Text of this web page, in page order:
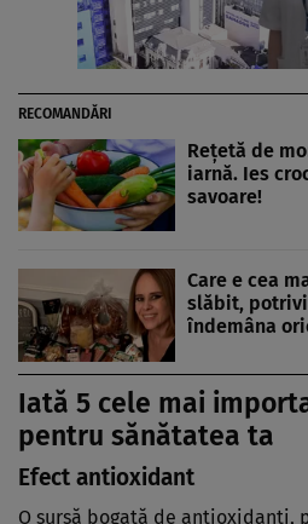
RECOMANDĂRI
Rețetă de
iarnă. Ies
savoare!
Care e cea
slăbit,
îndemâna
Iată 5 cele mai
pentru sănătatea ta
Efect antioxidant
O sursă bogată de antioxidanți,